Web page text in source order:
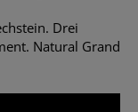
Drei
Natural Grand